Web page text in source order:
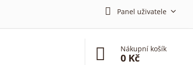
Panel uživatele
Nákupní košík
0 Kč